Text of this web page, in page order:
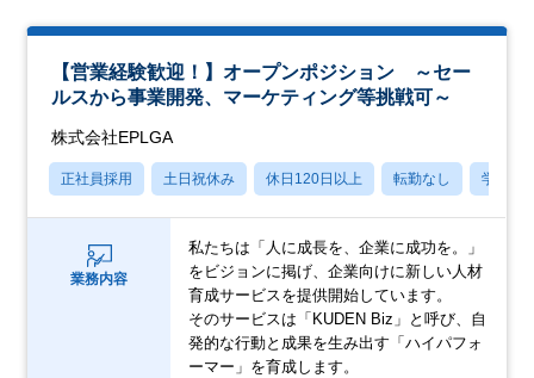
【営業経験歓迎！】オープンポジション ～セー
ルスから事業開発、マーケティング等挑戦可～
株式会社EPLGA
正社員採用 土日祝休み 休日120日以上 転勤なし 学歴不
業務内容
私たちは「人に成長を、企業に成功を。」
をビジョンに掲げ、企業向けに新しい人材
育成サービスを提供開始しています。
そのサービスは「KUDEN Biz」と呼び、自
発的な行動と成果を生み出す「ハイパフォ
ーマー」を育成します。